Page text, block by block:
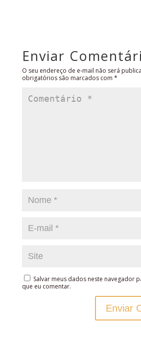
Enviar
O seu endereço de e-mail não será
obrigatórios são marcados com *
Salvar meus dados neste navegador
que eu comentar.